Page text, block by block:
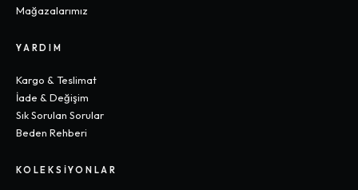
Mağazalarımız
YARDIM
Kargo & Teslimat
İade & Değişim
Sık Sorulan Sorular
Beden Rehberi
KOLEKSIYONLAR